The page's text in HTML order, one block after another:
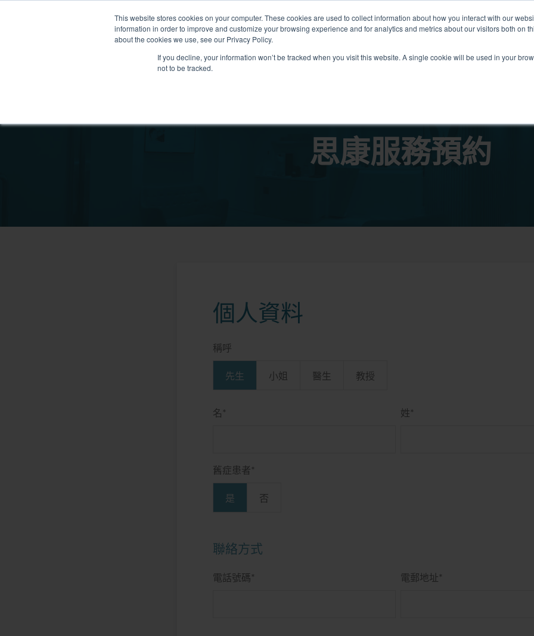
This website stores cookies on your computer. These cookies are used to collect information about how you interact with our
information in order to improve and customize your browsing experience and for analytics and metrics about our visitors both on
about the cookies we use, see our Privacy Policy.
If you decline, your information won’t be tracked when you visit this website. A single cookie will be used in your
not to be tracked.
關於我們 我們的診所 計劃 資源 最
我們的醫護團隊
思康服務預約
個人資料
稱呼
先生 小姐 醫生 教授
名 * 姓 *
舊症患者 *
是 否
聯絡方式
電話號碼 * 電郵地址 *